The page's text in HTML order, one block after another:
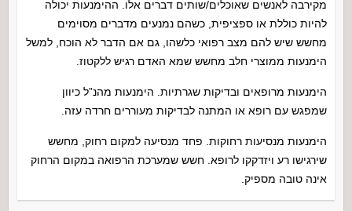
מקירבה לאנשים שאוכלים/שותים דברים אלו. ההימנעות יכולה
להיות כוללת או ספציפית, כשהם נמנעים מדברים מסוימים
מחשש שיש להם מצב רפואי כלשהו, גם אם הדבר לא הוכח, למשל
הימנעות ממוצרי חלב מחשש שמא האדם רגיש ללקטוז.
הימנעות מרופאים ובדיקות שגרתיות. הימנעות מהנ”ל כיוון
שמפגש עם רופא או המתנה לבדיקות מעוררים חרדה עזה.
הימנעות מנסיעות רחוקות. פחד מנסיעה למקום רחוק, מחשש
שירגישו רע ויזדקקו לרופא. חשש שמערכת הרפואה במקום הרחוק
אינה טובה מספיק.